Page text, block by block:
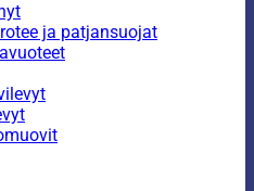
ja patjansuojat